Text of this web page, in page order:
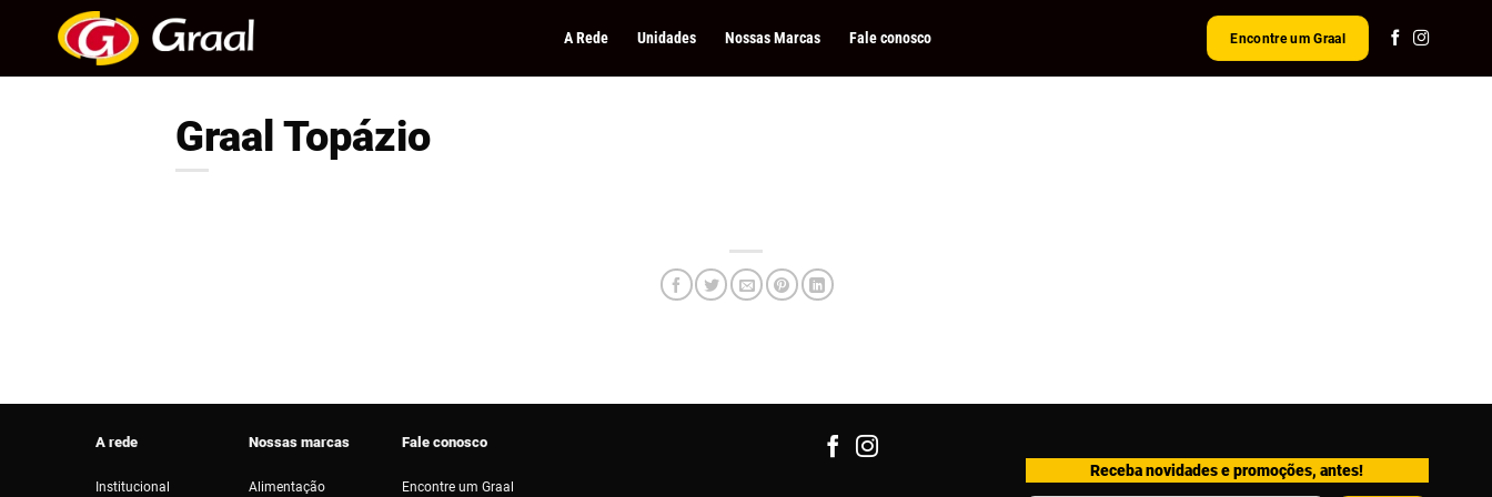
A Rede Unidades Nossas Marcas Fale conosco Encontre um Graal
Graal Topázio
A rede
Institucional
Nossas marcas
Alimentação
Fale conosco
Encontre um Graal
Receba novidades e promoções, antes!